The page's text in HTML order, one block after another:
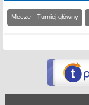
Mecze - Turniej główny